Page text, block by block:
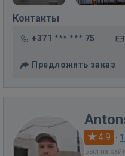
Контакты
+371 *** *** 75
Предложить заказ
4.9 ·
Был на